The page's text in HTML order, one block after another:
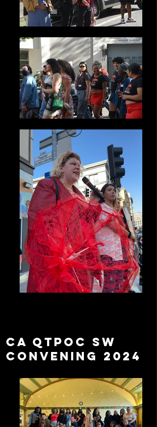
CA QTPOC sW
convening 2024